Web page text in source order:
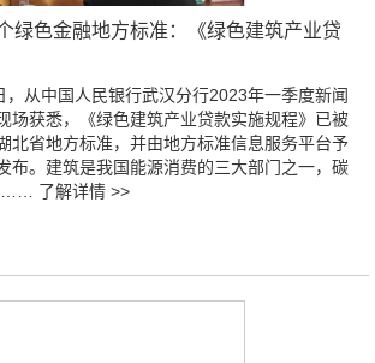
绿色金融地方标准：《绿色建筑产业贷
，从中国人民银行武汉分行2023年一季度新闻
场获悉，《绿色建筑产业贷款实施规程》已被
北省地方标准，并由地方标准信息服务平台予
布。建筑是我国能源消费的三大部门之一，碳
…… 了解详情 >>